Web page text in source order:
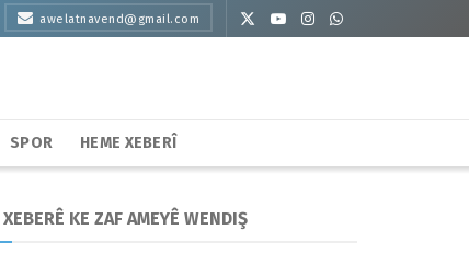
awelatnavend@gmail.com
SPOR HEME XEBERÎ
XEBERÊ KE ZAF AMEYÊ WENDIŞ